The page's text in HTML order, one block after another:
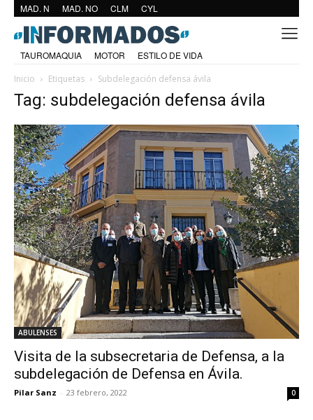
MAD. N MAD. NO CLM CYL
TAUROMAQUIA MOTOR
ESTILO DE VIDA
Inicio
Etiquetas Subdelegación defensa ávila
Tag: subdelegación defensa ávila
ABULENSES
Visita de la subsecretaria de Defensa, a la
subdelegación de Defensa en Ávila.
Pilar Sanz - 23 febrero, 2022 0